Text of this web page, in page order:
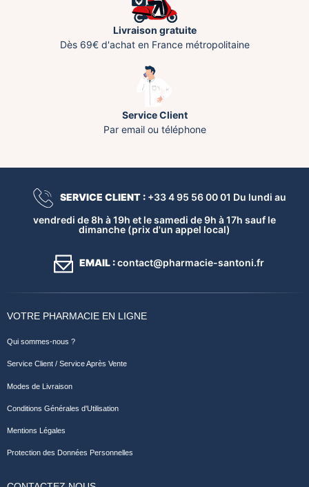
Livraison gratuite
Dès 69€ d'achat en France métropolitaine
Service Client
Par email ou téléphone
SERVICE CLIENT :+33 4 95 56 00 01 Du lundi au
vendredi de 8h à 19h et le samedi de 9h à 17h sauf le
dimanche (prix d'un appel local)
EMAIL :contact@pharmacie-santoni.fr
VOTRE PHARMACIE EN LIGNE
Qui sommes-nous ?
Service Client / Service Après Vente
Modes de Livraison
Conditions Générales d'Utilisation
Mentions Légales
Protection des Données Personnelles